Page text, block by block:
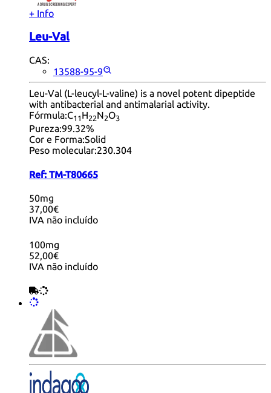
+ Info
Leu-Val
CAS:
13588-95-9
Leu-Val (L-leucyl-L-valine) is a novel potent dipeptide
with antibacterial and antimalarial activity.
Fórmula:C11 H22N2O3
Pureza:99.32%
Cor e Forma:Solid
Peso molecular:230.304
Ref: TM-T80665
50mg
37,00€
IVA não incluído
100mg
52,00€
IVA não incluído